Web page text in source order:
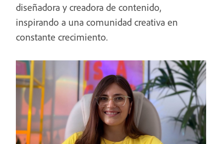
diseñadora y creadora de contenido,
inspirando a una comunidad creativa en
constante crecimiento.